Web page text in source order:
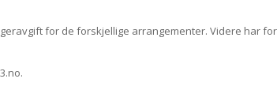
for de forskjellige arrangementer. Videre har